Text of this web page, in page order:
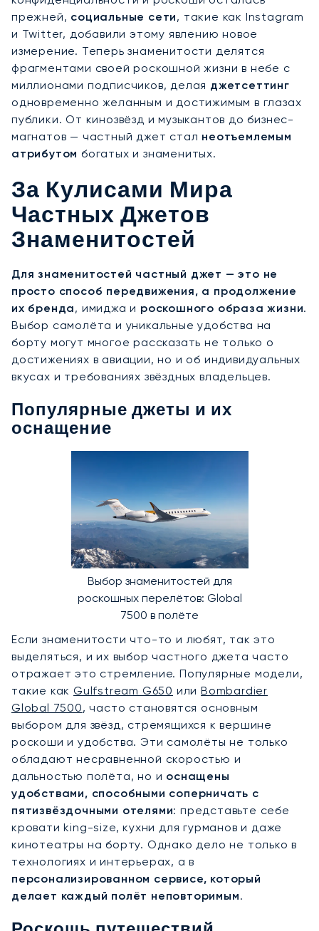
прежней, социальные сети, такие как Instagram
и Twitter, добавили этому явлению новое
измерение. Теперь знаменитости делятся
фрагментами своей роскошной жизни в небе с
миллионами подписчиков, делая джетсеттинг
одновременно желанным и достижимым в глазах
публики. От кинозвёзд и музыкантов до бизнес-
магнатов — частный джет стал неотъемлемым
атрибутом богатых и знаменитых.
За Кулисами Мира
Частных Джетов
Знаменитостей
Для знаменитостей частный джет — это не
просто способ передвижения, а продолжение
их бренда, имиджа и роскошного образа жизни.
Выбор самолёта и уникальные удобства на
борту могут многое рассказать не только о
достижениях в авиации, но и об индивидуальных
вкусах и требованиях звёздных владельцев.
Популярные джеты и их
оснащение
Выбор знаменитостей для
роскошных перелётов: Global
7500 в полёте
Если знаменитости что-то и любят, так это
выделяться, и их выбор частного джета часто
отражает это стремление. Популярные модели,
такие какGulfstream G650 илиBombardier
Global 7500, часто становятся основным
выбором для звёзд, стремящихся к вершине
роскоши и удобства. Эти самолёты не только
обладают несравненной скоростью и
дальностью полёта, но и оснащены
удобствами, способными соперничать с
пятизвёздочными отелями: представьте себе
кровати king-size, кухни для гурманов и даже
кинотеатры на борту. Однако дело не только в
технологиях и интерьерах, а в
персонализированном сервисе, который
делает каждый полёт неповторимым.